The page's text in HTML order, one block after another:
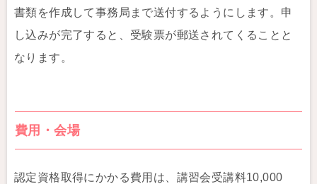
書類を作成して事務局まで送付するようにします。申
し込みが完了すると、受験票が郵送されてくることと
なります。
費用・会場
認定資格取得にかかる費用は、講習会受講料10,000